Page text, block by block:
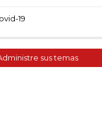
19
sus temas